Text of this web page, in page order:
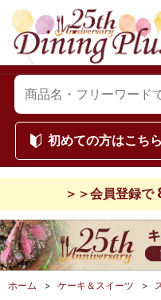
初めての方はこちら
＞＞会員登録で
ホーム > ケーキ＆スイーツ >